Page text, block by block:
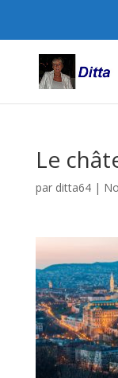
Le
par ditta64|